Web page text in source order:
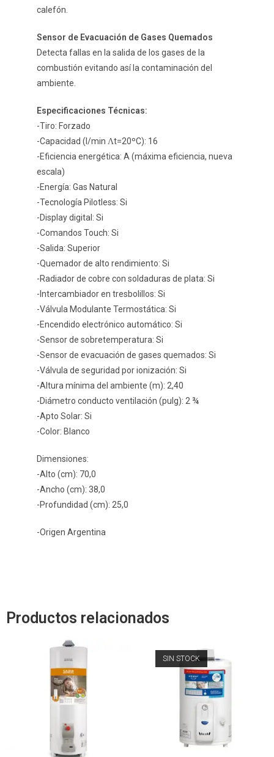
calefón.
Sensor de Evacuación de Gases Quemados
Detecta fallas en la salida de los gases de la
combustión evitando así la contaminación del
ambiente.
Especificaciones Técnicas:
-Tiro: Forzado
-Capacidad (l/min Ʌt=20ºC): 16
-Eficiencia energética: A (máxima eficiencia, nueva
escala)
-Energía: Gas Natural
-Tecnología Pilotless: Si
-Display digital: Si
-Comandos Touch: Si
-Salida: Superior
-Quemador de alto rendimiento: Si
-Radiador de cobre con soldaduras de plata: Si
-Intercambiador en tresbolillos: Si
-Válvula Modulante Termostática: Si
-Encendido electrónico automático: Si
-Sensor de sobretemperatura: Si
-Sensor de evacuación de gases quemados: Si
-Válvula de seguridad por ionización: Si
-Altura mínima del ambiente (m): 2,40
-Diámetro conducto ventilación (pulg): 2 ¾
-Apto Solar: Si
-Color: Blanco
Dimensiones:
-Alto (cm): 70,0
-Ancho (cm): 38,0
-Profundidad (cm): 25,0
-Origen Argentina
Productos relacionados
SIN STOCK